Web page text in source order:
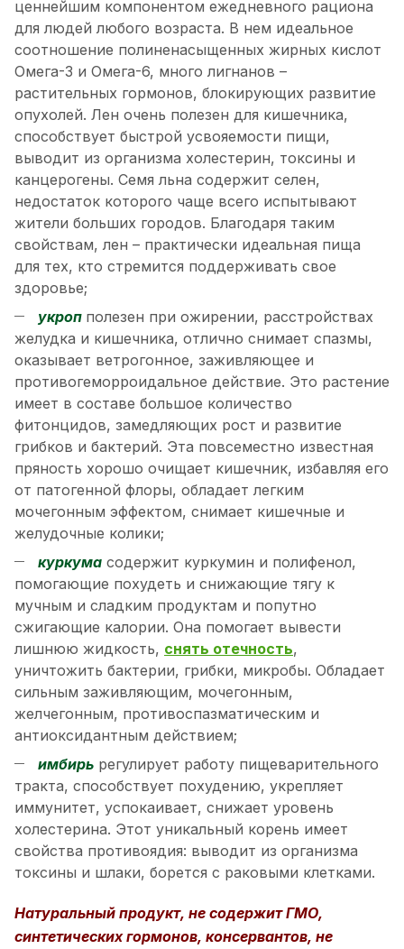
ценнейшим компонентом ежедневного рациона
для людей любого возраста. В нем идеальное
соотношение полиненасыщенных жирных кислот
Омега-3 и Омега-6, много лигнанов –
растительных гормонов, блокирующих развитие
опухолей. Лен очень полезен для кишечника,
способствует быстрой усвояемости пищи,
выводит из организма холестерин, токсины и
канцерогены. Семя льна содержит селен,
недостаток которого чаще всего испытывают
жители больших городов. Благодаря таким
свойствам, лен – практически идеальная пища
для тех, кто стремится поддерживать свое
здоровье;
укроп полезен при ожирении, расстройствах
желудка и кишечника, отлично снимает спазмы,
оказывает ветрогонное, заживляющее и
противогеморроидальное действие. Это растение
имеет в составе большое количество
фитонцидов, замедляющих рост и развитие
грибков и бактерий. Эта повсеместно известная
пряность хорошо очищает кишечник, избавляя его
от патогенной флоры, обладает легким
мочегонным эффектом, снимает кишечные и
желудочные колики;
куркума содержит куркумин и полифенол,
помогающие похудеть и снижающие тягу к
мучным и сладким продуктам и попутно
сжигающие калории. Она помогает вывести
лишнюю жидкость, снять отечность,
уничтожить бактерии, грибки, микробы. Обладает
сильным заживляющим, мочегонным,
желчегонным, противоспазматическим и
антиоксидантным действием;
имбирь регулирует работу пищеварительного
тракта, способствует похудению, укрепляет
иммунитет, успокаивает, снижает уровень
холестерина. Этот уникальный корень имеет
свойства противоядия: выводит из организма
токсины и шлаки, борется с раковыми клетками.
Натуральный продукт, не содержит ГМО,
синтетических гормонов, консервантов, не